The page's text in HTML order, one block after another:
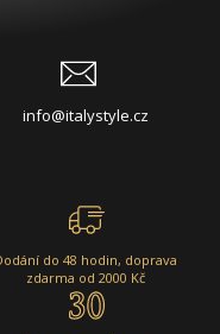
info@italystyle.cz
do 48 hodin, doprava
zdarma od 2000 Kč